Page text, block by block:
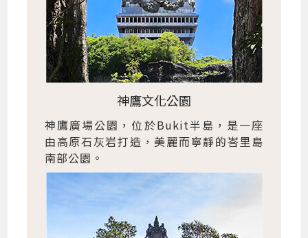
神鷹文化公園
神鷹廣場公園，位於Bukit半島，是一座
由高原石灰岩打造，美麗而寧靜的峇里島
南部公園。